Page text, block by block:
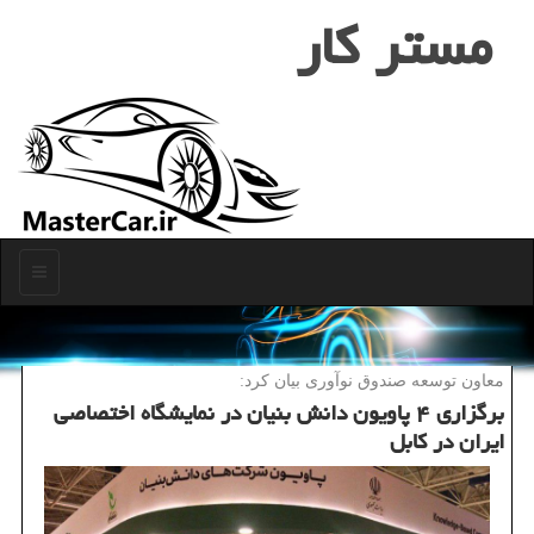
مستر كار
معاون توسعه صندوق نوآوری بیان كرد:
برگزاری ۴ پاویون دانش بنیان در نمایشگاه اختصاصی
ایران در كابل